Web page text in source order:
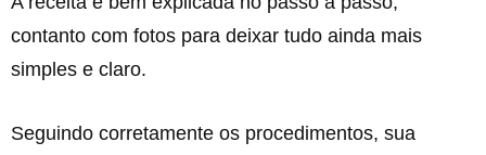
contanto com fotos para deixar tudo ainda mais
simples e claro.
Seguindo corretamente os procedimentos, sua